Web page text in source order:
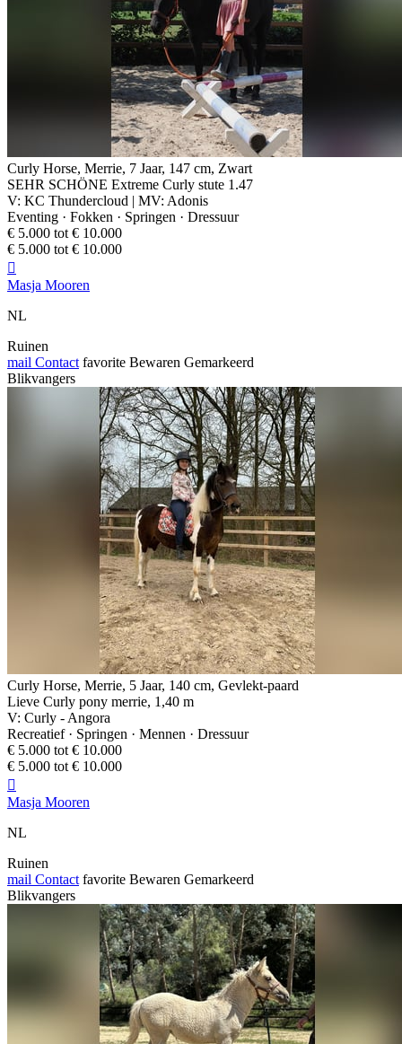
Curly Horse, Merrie, 7 Jaar, 147 cm, Zwart
SEHR SCHÖNE Extreme Curly stute 1.47
V: KC Thundercloud | MV: Adonis
Eventing · Fokken · Springen · Dressuur
€ 5.000 tot € 10.000
€ 5.000 tot € 10.000

Masja Mooren
NL
Ruinen
mail Contact favorite Bewaren Gemarkeerd
Blikvangers
Curly Horse, Merrie, 5 Jaar, 140 cm, Gevlekt-paard
Lieve Curly pony merrie, 1,40 m
V: Curly - Angora
Recreatief · Springen · Mennen · Dressuur
€ 5.000 tot € 10.000
€ 5.000 tot € 10.000

Masja Mooren
NL
Ruinen
mail Contact favorite Bewaren Gemarkeerd
Blikvangers